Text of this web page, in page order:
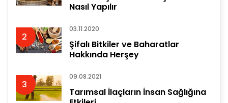
Nasıl Yapılır
2
03.11.2020
Şifalı Bitkiler ve Baharatlar
Hakkında Herşey
3
09.08.2021
Tarımsal İlaçların İnsan Sağlığına